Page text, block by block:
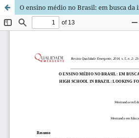
O ensino médio no Brasil: em busca da